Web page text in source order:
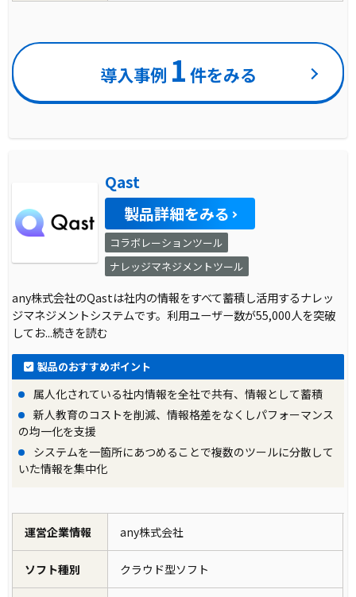
導入事例 1 件をみる
Qast
製品詳細をみる
コラボレーションツール
ナレッジマネジメントツール
any株式会社のQastは社内の情報をすべて蓄積し活用するナレッ
ジマネジメントシステムです。利用ユーザー数が55,000人を突破
してお...続きを読む
製品のおすすめポイント
属人化されている社内情報を全社で共有、情報として蓄積
新人教育のコストを削減、情報格差をなくしパフォーマンス
の均一化を支援
システムを一箇所にあつめることで複数のツールに分散して
いた情報を集中化
運営企業情報 any株式会社
ソフト種別 クラウド型ソフト